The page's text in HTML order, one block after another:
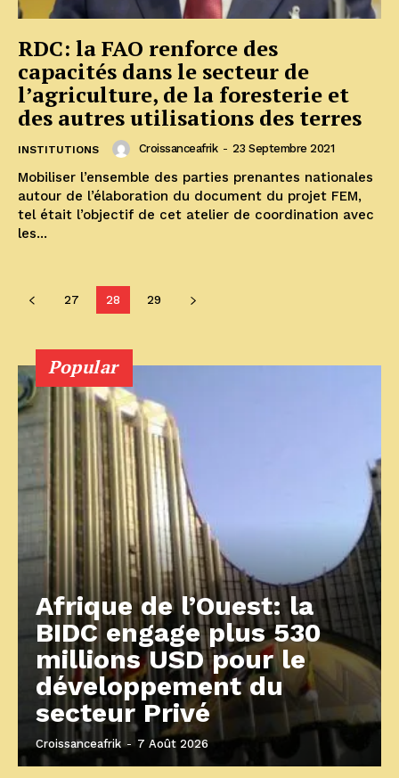
RDC: la FAO renforce des
capacités dans le secteur de
l’agriculture, de la foresterie et
des autres utilisations des terres
INSTITUTIONS Croissanceafrik - 23 Septembre 2021
Mobiliser l’ensemble des parties prenantes nationales
autour de l’élaboration du document du projet FEM,
tel était l’objectif de cet atelier de coordination avec
les...
27 28 29
Popular
Afrique de l’Ouest: la
BIDC engage plus 530
millions USD pour le
développement du
secteur Privé
Croissanceafrik - 7 Août 2026